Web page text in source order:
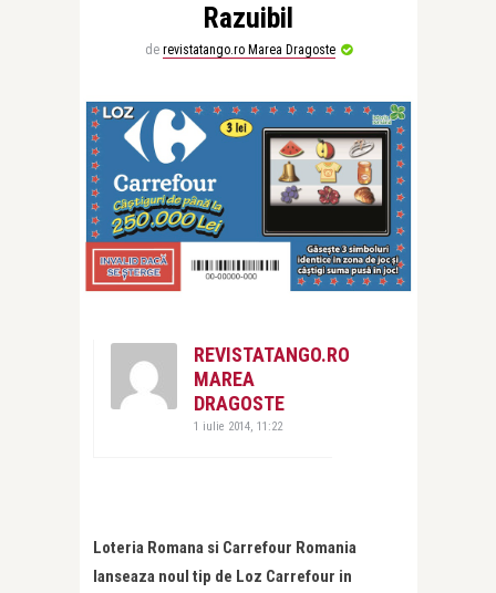
Razuibil
de revistatango.ro Marea Dragoste
REVISTATANGO.RO
MAREA
DRAGOSTE
1 iulie 2014, 11:22
Loteria Romana si Carrefour Romania
lanseaza noul tip de Loz Carrefour in